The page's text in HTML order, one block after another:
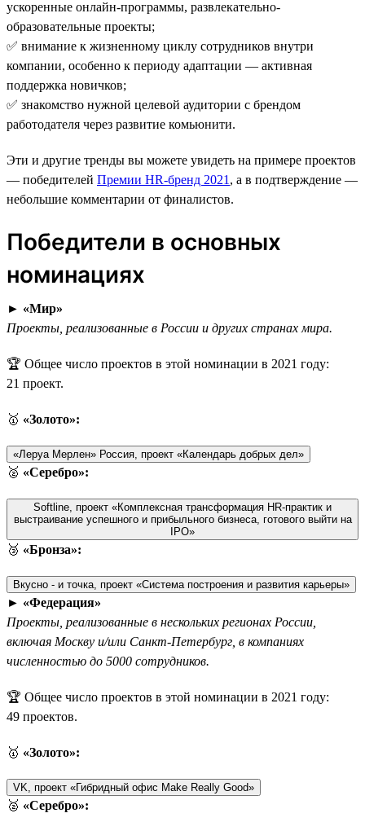
ускоренные онлайн-программы, развлекательно-
образовательные проекты;
✅ внимание к жизненному циклу сотрудников внутри
компании, особенно к периоду адаптации — активная
поддержка новичков;
✅ знакомство нужной целевой аудитории с брендом
работодателя через развитие комьюнити.
Эти и другие тренды вы можете увидеть на примере проектов
— победителей Премии HR-бренд 2021 , а в подтверждение —
небольшие комментарии от финалистов.
Победители в основных
номинациях
► «Мир»
Проекты, реализованные в России и других странах мира.
🏆 Общее число проектов в этой номинации в 2021 году:
21 проект.
🥇 «Золото»:
«Леруа Мерлен» Россия, проект «Календарь добрых дел»
🥈 «Серебро»:
Softline, проект «Комплексная трансформация HR-практик и
выстраивание успешного и прибыльного бизнеса, готового выйти на
IPO»
🥉 «Бронза»:
Вкусно - и точка, проект «Система построения и развития карьеры»
► «Федерация»
Проекты, реализованные в нескольких регионах России,
включая Москву и/или Санкт-Петербург, в компаниях
численностью до 5000 сотрудников.
🏆 Общее число проектов в этой номинации в 2021 году:
49 проектов.
🥇 «Золото»:
VK, проект «Гибридный офис Make Really Good»
🥈 «Серебро»: